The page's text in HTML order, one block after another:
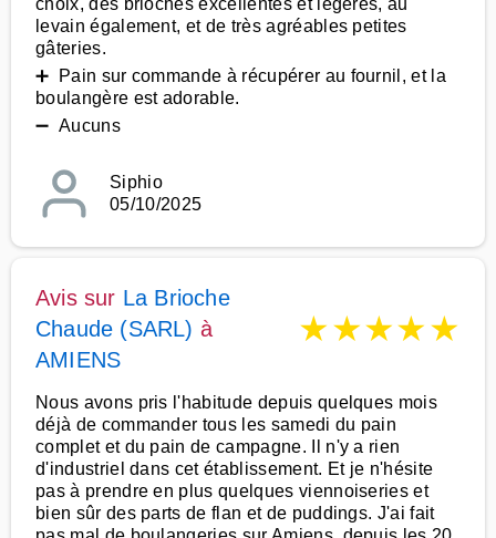
choix, des brioches excellentes et légères, au
levain également, et de très agréables petites
gâteries.
➕ Pain sur commande à récupérer au fournil, et la
boulangère est adorable.
➖ Aucuns
Siphio
05/10/2025
Avis sur La Brioche
Chaude (SARL) à
AMIENS
★★★★★
Nous avons pris l'habitude depuis quelques mois
déjà de commander tous les samedi du pain
complet et du pain de campagne. Il n'y a rien
d'industriel dans cet établissement. Et je n'hésite
pas à prendre en plus quelques viennoiseries et
bien sûr des parts de flan et de puddings. J'ai fait